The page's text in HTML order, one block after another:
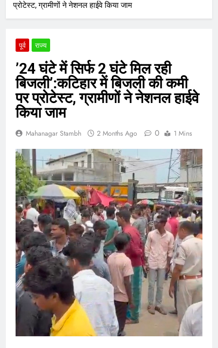
प्रोटेस्ट, ग्रामीणों ने नेशनल हाईवे किया जाम
पूर्व राज्य
’24 घंटे में सिर्फ 2 घंटे मिल रही
बिजली’:कटिहार में बिजली की कमी
पर प्रोटेस्ट, ग्रामीणों ने नेशनल हाईवे
किया जाम
Mahanagar Stambh 2 Months Ago 0 1 Mins